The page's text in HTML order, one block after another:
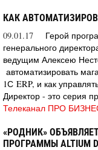
КАК
09.01.17
Герой
генерального
ведущим Алексею
автоматизировать
1С ERP, и как
Директор - это серия
Телеканал ПРО
«РОДНИК»
ПРОГРАММЫ ALTIUM